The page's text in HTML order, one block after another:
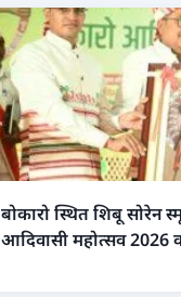
बोकारो स्थित शिबू सोरेन
आदिवासी महोत्सव